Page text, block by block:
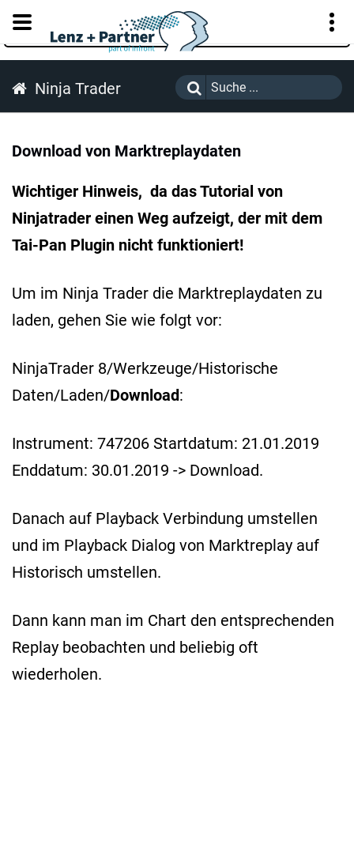
KUNDENPORTAL
Ninja Trader
Download von Marktreplaydaten
Wichtiger Hinweis, da das Tutorial von
Ninjatrader einen Weg aufzeigt, der mit dem
Tai-Pan Plugin nicht funktioniert!
Um im Ninja Trader die Marktreplaydaten zu
laden, gehen Sie wie folgt vor:
NinjaTrader 8/Werkzeuge/Historische
Daten/Laden/Download:
Instrument: 747206 Startdatum: 21.01.2019
Enddatum: 30.01.2019 -> Download.
Danach auf Playback Verbindung umstellen
und im Playback Dialog von Marktreplay auf
Historisch umstellen.
Dann kann man im Chart den entsprechenden
Replay beobachten und beliebig oft
wiederholen.